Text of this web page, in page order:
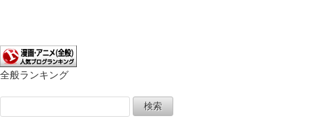
全般ランキング
索: